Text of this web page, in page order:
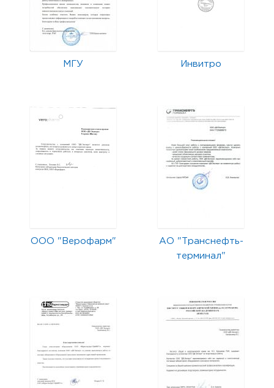
МГУ Инвитро
ООО "Верофарм"
АО "Транснефть-
терминал"